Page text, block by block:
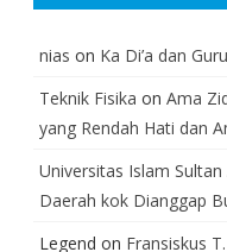
nias on Ka Di’a dan
Teknik Fisika on Ama
yang Rendah Hati dan
Universitas Islam Sultan
Daerah kok Dianggap
Legend on Fransiskus